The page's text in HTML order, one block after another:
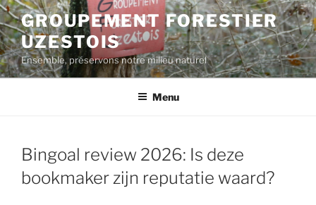
Aller
au
contenu
principal
GROUPEMENT FORESTIER
UZESTOIS
Ensemble, préservons notre milieu naturel
Menu
Bingoal review 2026: Is deze
bookmaker zijn reputatie waard?